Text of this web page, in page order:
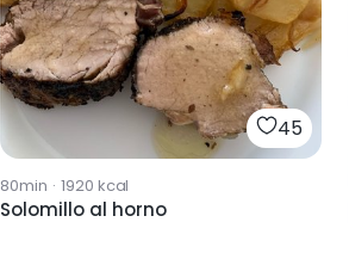
45
80min · 1920 kcal
Solomillo al horno